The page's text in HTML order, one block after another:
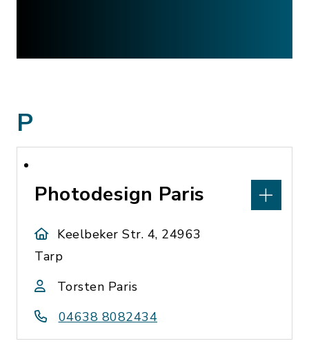
P
Photodesign Paris
Keelbeker Str. 4, 24963
Tarp
Torsten Paris
04638 8082434